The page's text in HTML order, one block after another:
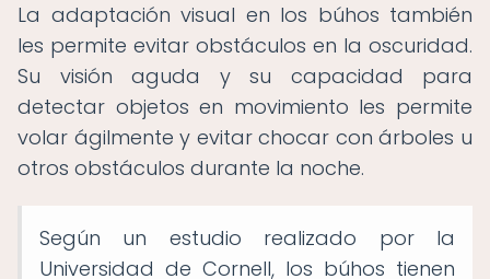
La adaptación visual en los búhos también
les permite evitar obstáculos en la oscuridad.
Su visión aguda y su capacidad para
detectar objetos en movimiento les permite
volar ágilmente y evitar chocar con árboles u
otros obstáculos durante la noche.
Según un estudio realizado por la
Universidad de Cornell, los búhos tienen